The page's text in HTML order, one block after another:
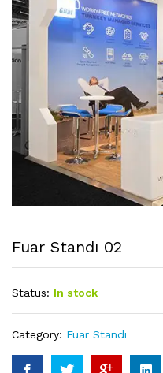
Fuar Standı 02
Status: In stock
Category: Fuar Standı